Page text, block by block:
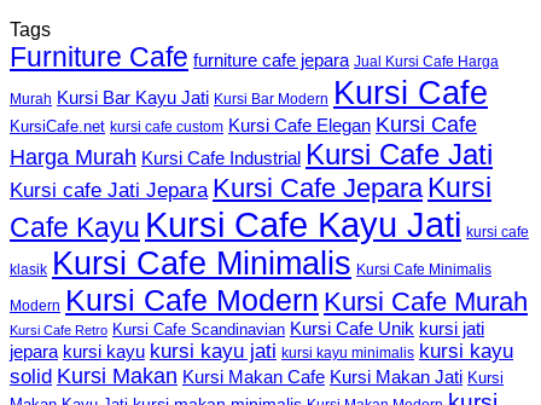
Tags
Furniture Cafe furniture cafe jepara Jual Kursi Cafe Harga
Murah Kursi Bar Kayu Jati Kursi Bar Modern Kursi Cafe
KursiCafe.net kursi cafe custom Kursi Cafe Elegan Kursi Cafe
Harga Murah Kursi Cafe Industrial Kursi Cafe Jati
Kursi cafe Jati Jepara Kursi Cafe Jepara Kursi
Cafe Kayu Kursi Cafe Kayu Jati kursi cafe
klasik Kursi Cafe Minimalis Kursi Cafe Minimalis
Modern Kursi Cafe Modern Kursi Cafe Murah
Kursi Cafe Retro Kursi Cafe Scandinavian Kursi Cafe Unik kursi jati
jepara kursi kayu kursi kayu jati kursi kayu minimalis kursi kayu
solid Kursi Makan Kursi Makan Cafe Kursi Makan Jati Kursi